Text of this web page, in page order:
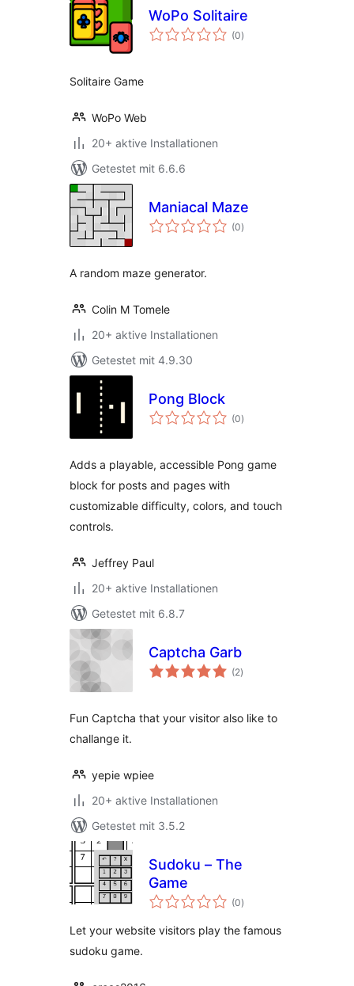
WoPo Solitaire
(0Bewertungen
insgesamt
)
Solitaire Game
WoPo Web
20+ aktive Installationen
Getestet mit 6.6.6
Maniacal Maze
(0Bewertungen
insgesamt
)
A random maze generator.
Colin M Tomele
20+ aktive Installationen
Getestet mit 4.9.30
Pong Block
(0Bewertungen
insgesamt
)
Adds a playable, accessible Pong game
block for posts and pages with
customizable difficulty, colors, and touch
controls.
Jeffrey Paul
20+ aktive Installationen
Getestet mit 6.8.7
Captcha Garb
(2Bewertungen
insgesamt
)
Fun Captcha that your visitor also like to
challange it.
yepie wpiee
20+ aktive Installationen
Getestet mit 3.5.2
Sudoku – The
Game
(0Bewertungen
insgesamt
)
Let your website visitors play the famous
sudoku game.